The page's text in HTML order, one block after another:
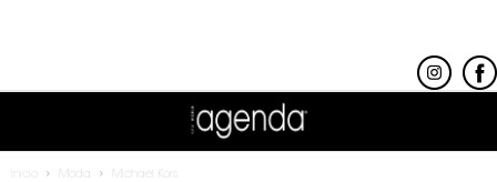
Moda Michael Kors